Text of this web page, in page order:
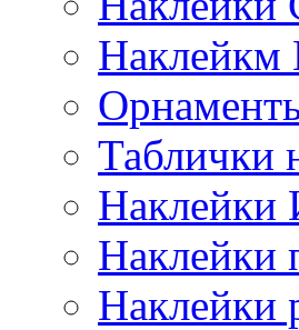
Наклейкм
Таблички
Наклейки
Наклейки
Наклейки